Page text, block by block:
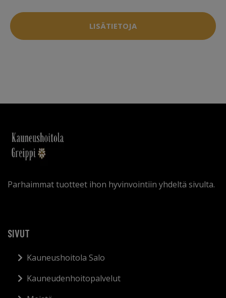
LISÄTIETOJA
Parhaimmat tuotteet ihon hyvinvointiin yhdeltä sivulta.
SIVUT
Kauneushoitola Salo
Kauneudenhoitopalvelut